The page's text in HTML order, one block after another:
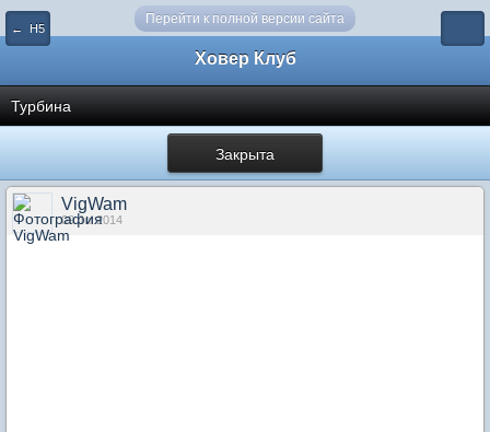
Перейти к полной версии сайта
← Н5
Ховер Клуб
Турбина
Закрыта
VigWam
09 Jul 2014